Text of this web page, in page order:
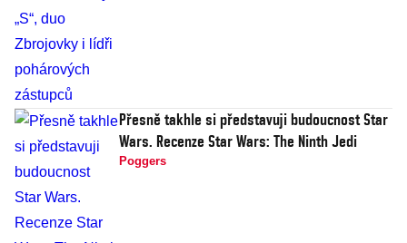
Přesně takhle si představuji budoucnost Star
Wars. Recenze Star Wars: The Ninth Jedi
Poggers